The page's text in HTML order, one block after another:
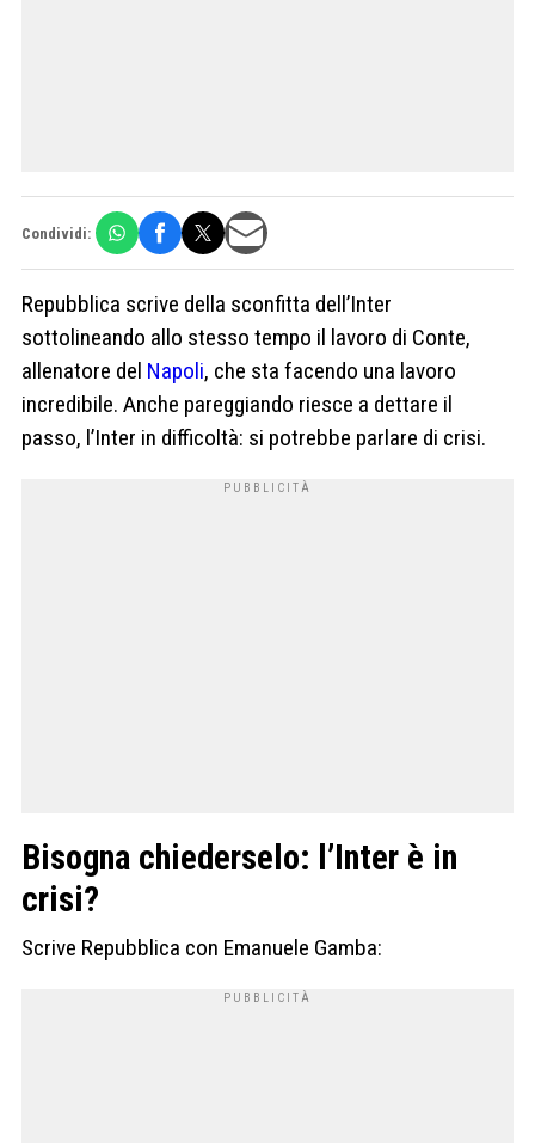
Condividi:
Repubblica scrive della sconfitta dell’Inter
sottolineando allo stesso tempo il lavoro di Conte,
allenatore del Napoli, che sta facendo una lavoro
incredibile. Anche pareggiando riesce a dettare il
passo, l’Inter in difficoltà: si potrebbe parlare di crisi.
Bisogna chiederselo: l’Inter è in
crisi?
Scrive Repubblica con Emanuele Gamba: